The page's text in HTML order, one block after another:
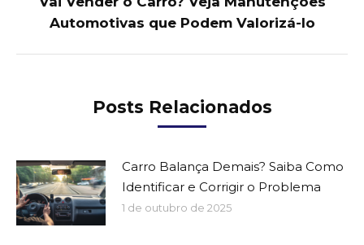
Next
post:
Automotivas que Podem Valorizá-lo
Posts Relacionados
Carro Balança Demais? Saiba Como
Identificar e Corrigir o Problema
1 de outubro de 2025